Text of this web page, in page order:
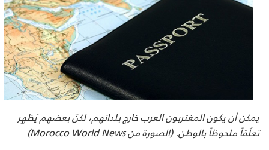
يمكن أن يكون المغتربون العرب خارج بلدانهم، لكنّ بعضهم يُظهِر
تعلّقاً ملحوظاً بالوطن. (الصورة منMorocco World News
)